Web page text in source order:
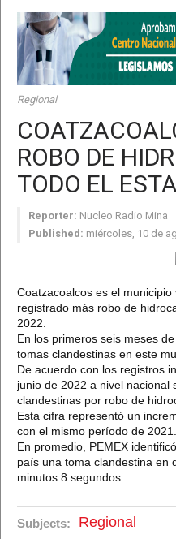
Regional
ROBO DE
TODO EL
Reporter: Nucleo Radio Mina
Published: miércoles, 10 de
Coatzacoalcos es el
registrado más robo de
2022.
En los primeros seis meses
tomas clandestinas en este
De acuerdo con los registros
junio de 2022 a nivel nacional
clandestinas por robo de
Esta cifra representó un
con el mismo período de 2021.
En promedio, PEMEX
país una toma clandestina en
minutos 8 segundos.
Subjects: Regional